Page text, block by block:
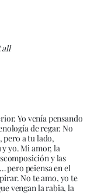
all
Yo venía pensando
de regar. No
pero a tu lado,
yo. Mi amor, la
y las
pero peiensa en el
No te amo, yo te
vengan la rabia, la